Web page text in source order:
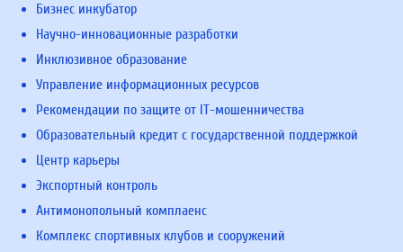
Бизнес инкубатор
Научно-инновационные разработки
Инклюзивное образование
Управление информационных ресурсов
Рекомендации по защите от IT-мошенничества
Образовательный кредит с государственной поддержкой
Центр карьеры
Экспортный контроль
Антимонопольный комплаенс
Комплекс спортивных клубов и сооружений